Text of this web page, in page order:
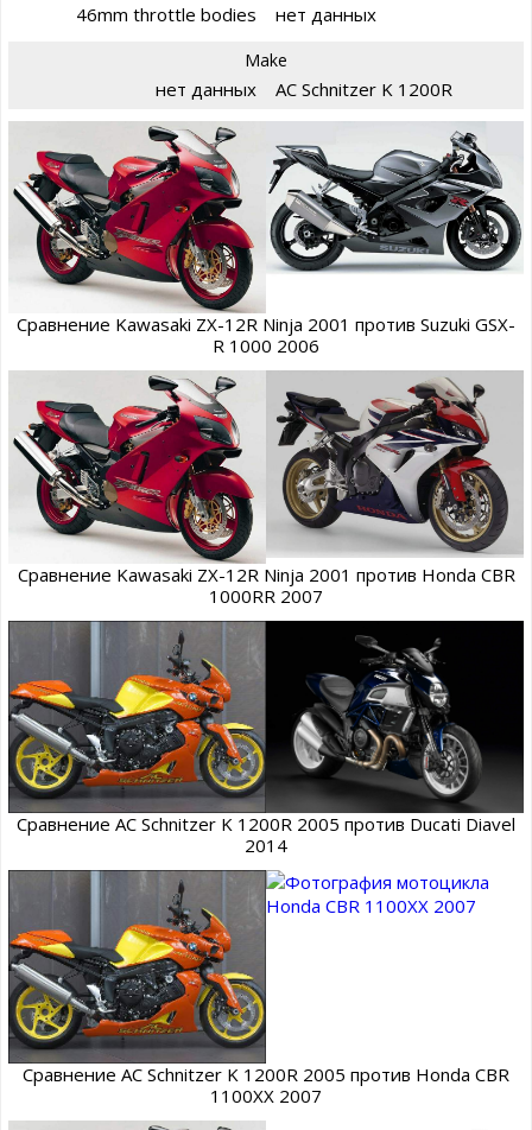
46mm throttle bodies нет данных
Make
нет данных AC Schnitzer K 1200R
Сравнение Kawasaki ZX-12R Ninja 2001 против Suzuki GSX-
R 1000 2006
Сравнение Kawasaki ZX-12R Ninja 2001 против Honda CBR
1000RR 2007
Сравнение AC Schnitzer K 1200R 2005 против Ducati Diavel
2014
Сравнение AC Schnitzer K 1200R 2005 против Honda CBR
1100XX 2007